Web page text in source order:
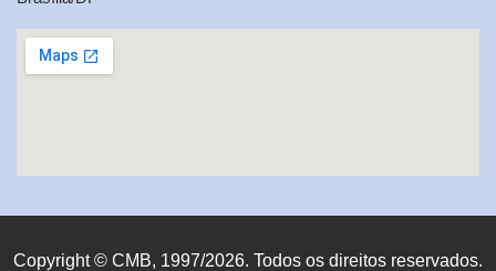
Copyright © CMB, 1997/2026. Todos os direitos reservados.